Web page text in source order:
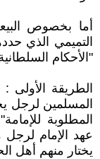
أما بخصوص
التميمي الذي
"الأحكام
الطريقة
المسلمين لرجل
المطلوبة
عهد الإمام
يختار منهم أهل